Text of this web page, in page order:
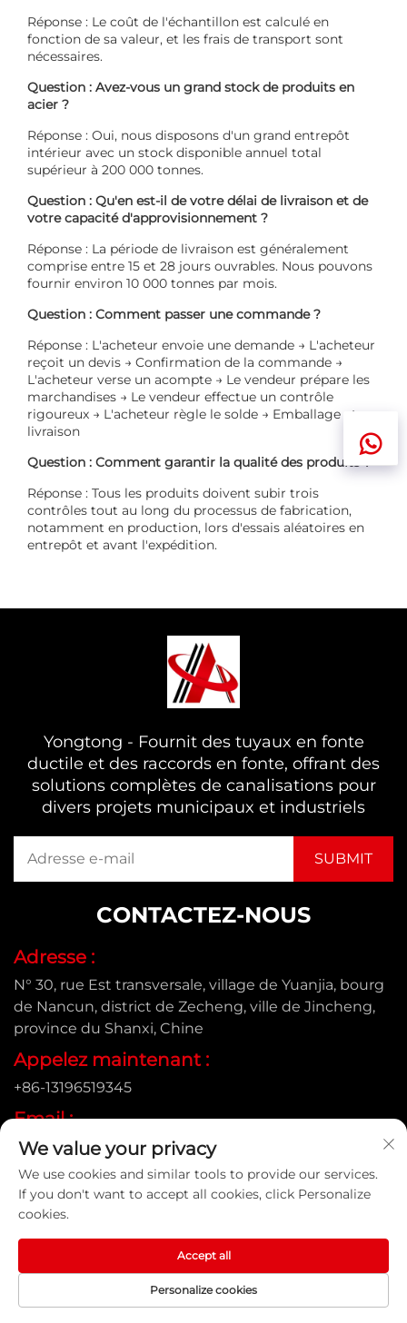
Réponse : Le coût de l'échantillon est calculé en
fonction de sa valeur, et les frais de transport sont
nécessaires.
Question : Avez-vous un grand stock de produits en
acier ?
Réponse : Oui, nous disposons d'un grand entrepôt
intérieur avec un stock disponible annuel total
supérieur à 200 000 tonnes.
Question : Qu'en est-il de votre délai de livraison et de
votre capacité d'approvisionnement ?
Réponse : La période de livraison est généralement
comprise entre 15 et 28 jours ouvrables. Nous pouvons
fournir environ 10 000 tonnes par mois.
Question : Comment passer une commande ?
Réponse : L'acheteur envoie une demande → L'acheteur
reçoit un devis → Confirmation de la commande →
L'acheteur verse un acompte → Le vendeur prépare les
marchandises → Le vendeur effectue un contrôle
rigoureux → L'acheteur règle le solde → Emballage et
livraison
Question : Comment garantir la qualité des produits ?
Réponse : Tous les produits doivent subir trois
contrôles tout au long du processus de fabrication,
notamment en production, lors d'essais aléatoires en
entrepôt et avant l'expédition.
Yongtong - Fournit des tuyaux en fonte
ductile et des raccords en fonte, offrant des
solutions complètes de canalisations pour
divers projets municipaux et industriels
CONTACTEZ-NOUS
Adresse :
N° 30, rue Est transversale, village de Yuanjia, bourg
de Nancun, district de Zecheng, ville de Jincheng,
province du Shanxi, Chine
Appelez maintenant :
+86-13196519345
Email :
[email protected]
Droits d'auteur © Shanxi Yongtong Casting Pipe Co., Ltd.
Tous droits réservés |Politique de confidentialité
We value your privacy
We use cookies and similar tools to provide our services.
If you don't want to accept all cookies, click Personalize
cookies.
Personalize cookies
Accept all